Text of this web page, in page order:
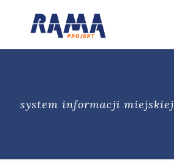
system informacji miejskiej